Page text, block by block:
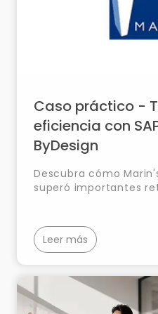
Caso práctico -
eficiencia con
ByDesign
Descubra cómo
superó importantes
procesos
Leer más